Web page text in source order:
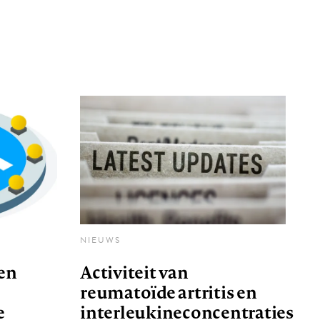
NIEUWS
Activiteit van
reumatoïde artritis en
interleukineconcentraties